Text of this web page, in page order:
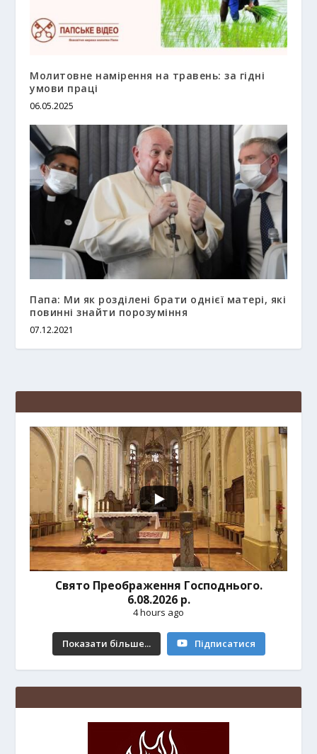
Молитовне намірення на травень: за гідні
умови праці
06.05.2025
Папа: Ми як розділені брати однієї матері, які
повинні знайти порозуміння
07.12.2021
Свято Преображення Господнього.
6.08.2026 р.
4 hours ago
Показати більше... Підписатися